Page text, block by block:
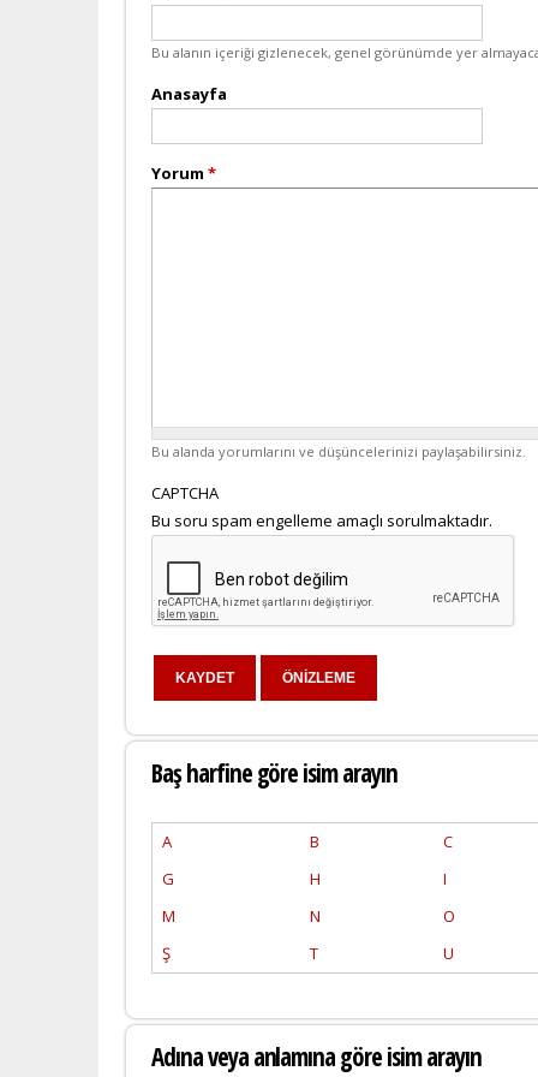
Bu alanın içeriği gizlenecek, genel görünümde yer
Anasayfa
Yorum *
Bu alanda yorumlarını ve düşüncelerinizi paylaşabilirsiniz.
CAPTCHA
Bu soru spam engelleme amaçlı sorulmaktadır.
Baş harfine göre isim arayın
A B C
G
H I
M
N O
Ş
T U
Adına veya anlamına göre isim arayın